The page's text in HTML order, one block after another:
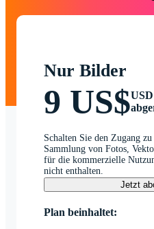
Nur Bilder
9 US$
Schalten Sie den Zugang zu
Sammlung von Fotos,
für die kommerzielle
nicht enthalten.
Jetzt
Plan beinhaltet: